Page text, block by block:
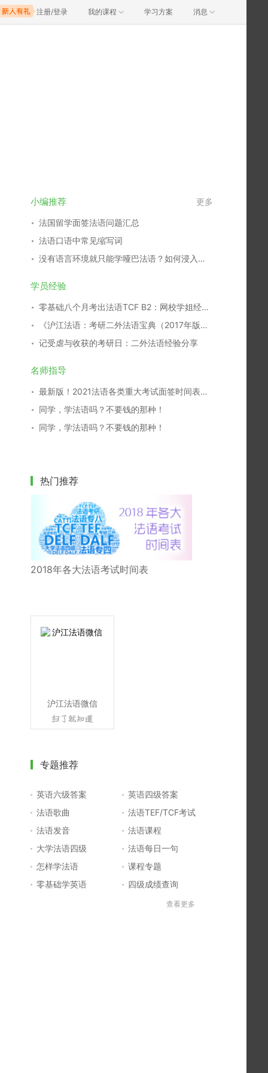
注册/登录 我的课程 学习方案 消息
小编推荐 更多
法国留学面签法语问题汇总
法语口语中常见缩写词
没有语言环境就只能学哑巴法语？如何浸入式学语言！
学员经验
零基础八个月考出法语TCF B2：网校学姐经验分享
《沪江法语：考研二外法语宝典（2017年版）》开放下载！
记受虐与收获的考研日：二外法语经验分享
名师指导
最新版！2021法语各类重大考试面签时间表，一键收藏！
同学，学法语吗？不要钱的那种！
同学，学法语吗？不要钱的那种！
热门推荐
2018年各大法语考试时间表
沪江法语微信
专题推荐
英语六级答案
英语四级答案
法语歌曲
法语TEF/TCF考试
法语发音
法语课程
大学法语四级
法语每日一句
怎样学法语
课程专题
零基础学英语
四级成绩查询
四六级成绩查询
查看更多